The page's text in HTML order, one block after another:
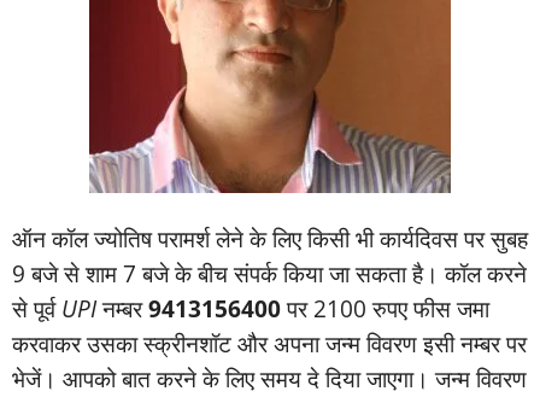
ऑन कॉल ज्‍योतिष परामर्श लेने के लिए किसी भी कार्यदिवस पर सुबह
9 बजे से शाम 7 बजे के बीच संपर्क किया जा सकता है। कॉल करने
से पूर्वUPIनम्‍बर9413156400पर 2100 रुपए फीस जमा
करवाकर उसका स्‍क्रीनशॉट और अपना जन्‍म विवरण इसी नम्‍बर पर
भेजें। आपको बात करने के लिए समय दे दिया जाएगा। जन्‍म विवरण